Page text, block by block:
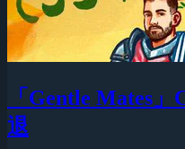
「Gentle Mates
退